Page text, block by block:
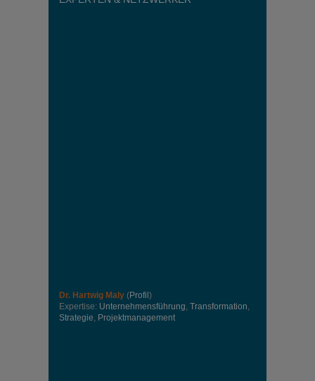
Dr. Hartwig Maly (Profil )
Expertise: Unternehmensführung, Transformation,
Strategie, Projektmanagement